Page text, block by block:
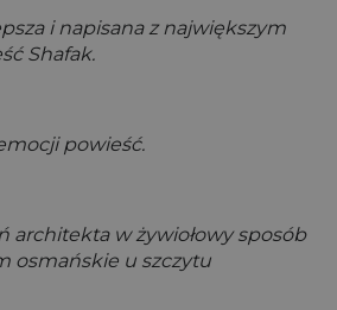
i napisana z największym
Shafak.
powieść.
architekta w żywiołowy sposób
osmańskie u szczytu